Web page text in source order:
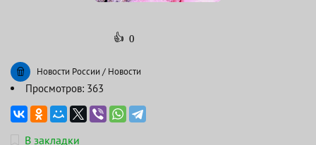
👍 0
Новости России / Новости
Просмотров: 363
В закладки